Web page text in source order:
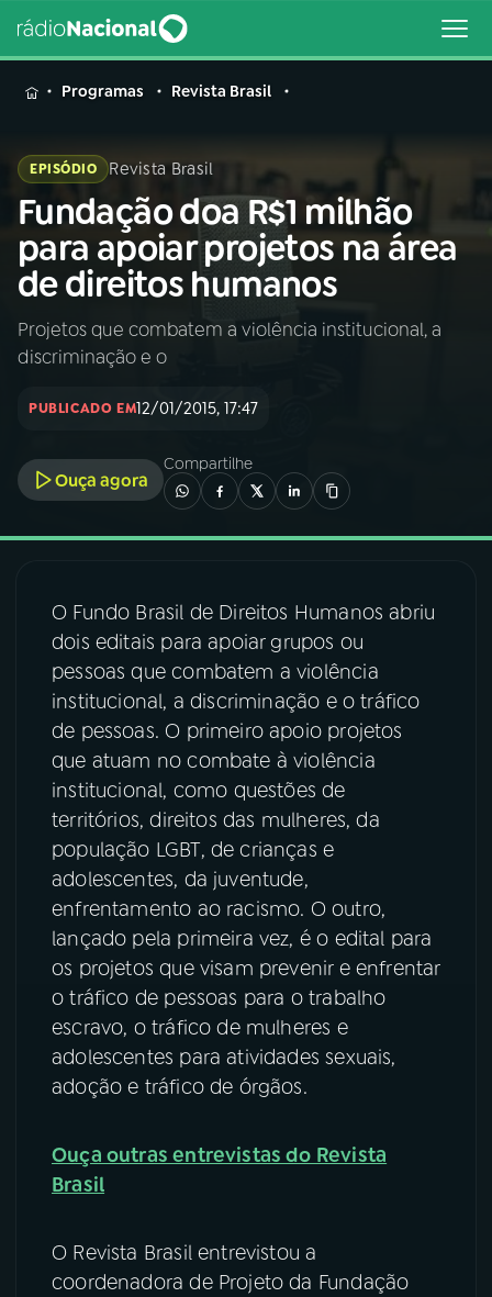
MENU
Buscar
na
Rádio
Nacional
Buscar
AO VIVO
INÍCIO
A RÁDIO
03PROGRAMAÇÃO
04PROGRAMAS
PODCASTS
06VIDEOCASTS
ÚLTIMAS
08FESTIVAL DE MÚSICA
ACOMPANHE A RÁDIO NACIONAL
YouTube Facebook
Instagram X
Programas Revista Brasil
EPISÓDIO Revista Brasil
Fundação doa R$1 milhão
para apoiar projetos na área
de direitos humanos
Projetos que combatem a violência institucional, a
discriminação e o
PUBLICADO EM12/01/2015, 17:47
Ouça agora
Compartilhe
O Fundo Brasil de Direitos Humanos abriu
dois editais para apoiar grupos ou
pessoas que combatem a violência
institucional, a discriminação e o tráfico
de pessoas. O primeiro apoio projetos
que atuam no combate à violência
institucional, como questões de
territórios, direitos das mulheres, da
população LGBT, de crianças e
adolescentes, da juventude,
enfrentamento ao racismo. O outro,
lançado pela primeira vez, é o edital para
os projetos que visam prevenir e enfrentar
o tráfico de pessoas para o trabalho
escravo, o tráfico de mulheres e
adolescentes para atividades sexuais,
adoção e tráfico de órgãos.
Ouça outras entrevistas do Revista
Brasil
O Revista Brasil entrevistou a
coordenadora de Projeto da Fundação